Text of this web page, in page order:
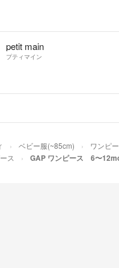
petit main
プティマイン
ベビー服(~85cm) ワンピ
ス GAP ワンピース 6〜